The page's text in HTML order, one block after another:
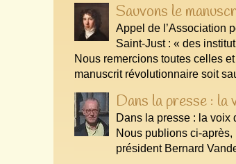
Sauvons le
Appel de l’Association
Saint-Just : « des
Nous remercions toutes celles
manuscrit révolutionnaire soit
Dans la presse : la
Dans la presse : la voix
Nous publions ci-
président Bernard